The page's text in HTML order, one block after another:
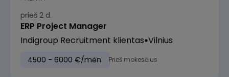
prieš 2 d.
ERP Project Manager
Indigroup Recruitment klientas Vilnius
4500 - 6000 €/mėn. Prieš mokesčius